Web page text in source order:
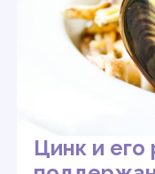
Цинк и его